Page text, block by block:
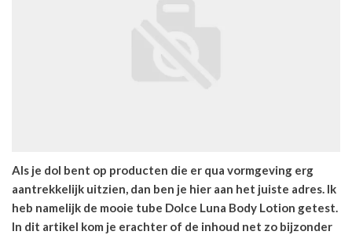
Als je dol bent op producten die er qua vormgeving erg
aantrekkelijk uitzien, dan ben je hier aan het juiste adres. Ik
heb namelijk de mooie tube Dolce Luna Body Lotion getest.
In dit artikel kom je erachter of de inhoud net zo bijzonder